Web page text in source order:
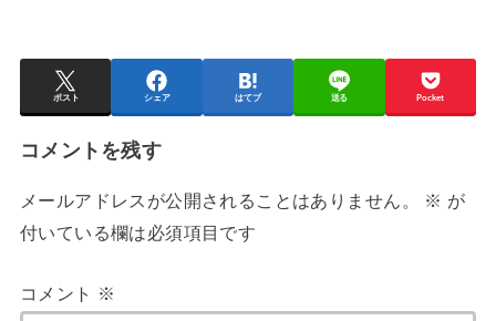
ポスト シェア はてブ 送る Pocket
コメントを残す
メールアドレスが公開されることはありません。 ※ が
付いている欄は必須項目です
コメント ※